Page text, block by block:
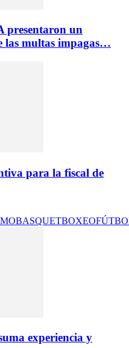
presentaron un
las multas impagas…
para la fiscal de
BASQUETBOXEO
experiencia y